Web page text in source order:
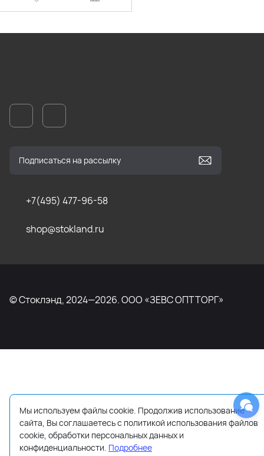
+7(495) 477-96-58
shop@stokland.ru
© Стоклэнд, 2024—2026. ООО «ЗЕВС ОПТТОРГ»
Мы используем файлы cookie. Продолжив использование
сайта, Вы соглашаетесь с политикой использования файлов
cookie, обработки персональных данных и
конфиденциальности. Подробнее